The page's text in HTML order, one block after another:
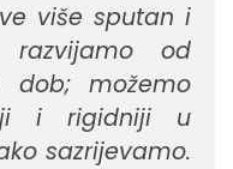
više sputan i
od
dob; možemo
i rigidniji u
sazrijevamo.